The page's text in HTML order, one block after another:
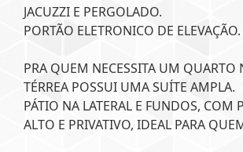
JACUZZI E PERGOLADO.
PORTÃO ELETRONICO DE ELEVAÇÃO.
PRA QUEM NECESSITA UM QUARTO
TÉRREA POSSUI UMA SUÍTE AMPLA.
PÁTIO NA LATERAL E FUNDOS, COM
ALTO E PRIVATIVO, IDEAL PARA